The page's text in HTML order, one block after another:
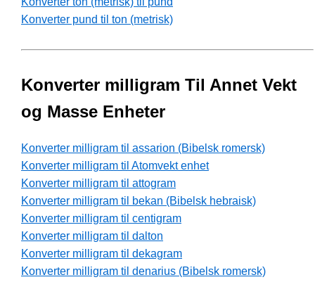
Konverter pund til ton (metrisk)
Konverter milligram Til Annet Vekt
og Masse Enheter
Konverter milligram til assarion (Bibelsk romersk)
Konverter milligram til Atomvekt enhet
Konverter milligram til attogram
Konverter milligram til bekan (Bibelsk hebraisk)
Konverter milligram til centigram
Konverter milligram til dalton
Konverter milligram til dekagram
Konverter milligram til denarius (Bibelsk romersk)